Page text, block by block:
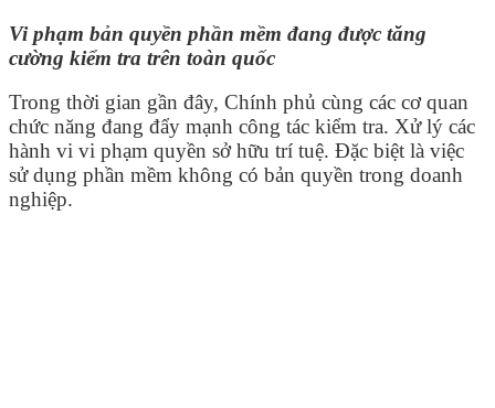
Vi phạm bản quyền phần mềm đang được tăng
cường kiểm tra trên toàn quốc
Trong thời gian gần đây, Chính phủ cùng các cơ quan
chức năng đang đẩy mạnh công tác kiểm tra. Xử lý các
hành vi vi phạm quyền sở hữu trí tuệ. Đặc biệt là việc
sử dụng phần mềm không có bản quyền trong doanh
nghiệp.